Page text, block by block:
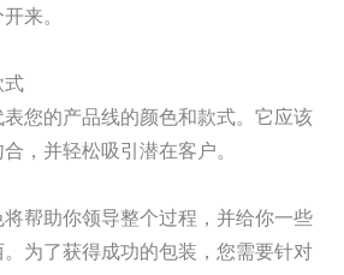
来。
式
您的产品线的颜色和款式。它应该
，并轻松吸引潜在客户。
帮助你领导整个过程，并给你一些
为了获得成功的包装，您需要针对